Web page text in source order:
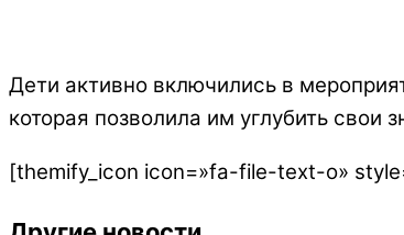
Дети активно включились в
которая позволила им углубить свои
[themify_icon icon=»fa-file-text-o»